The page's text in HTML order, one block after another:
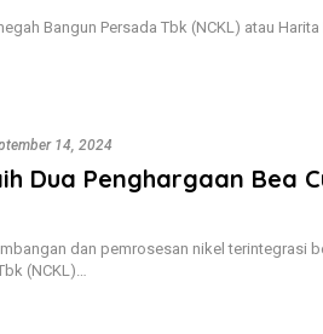
Bangun Persada Tbk (NCKL) atau
14, 2024
Dua Penghargaan Bea
dan pemrosesan nikel terintegrasi
(NCKL)…